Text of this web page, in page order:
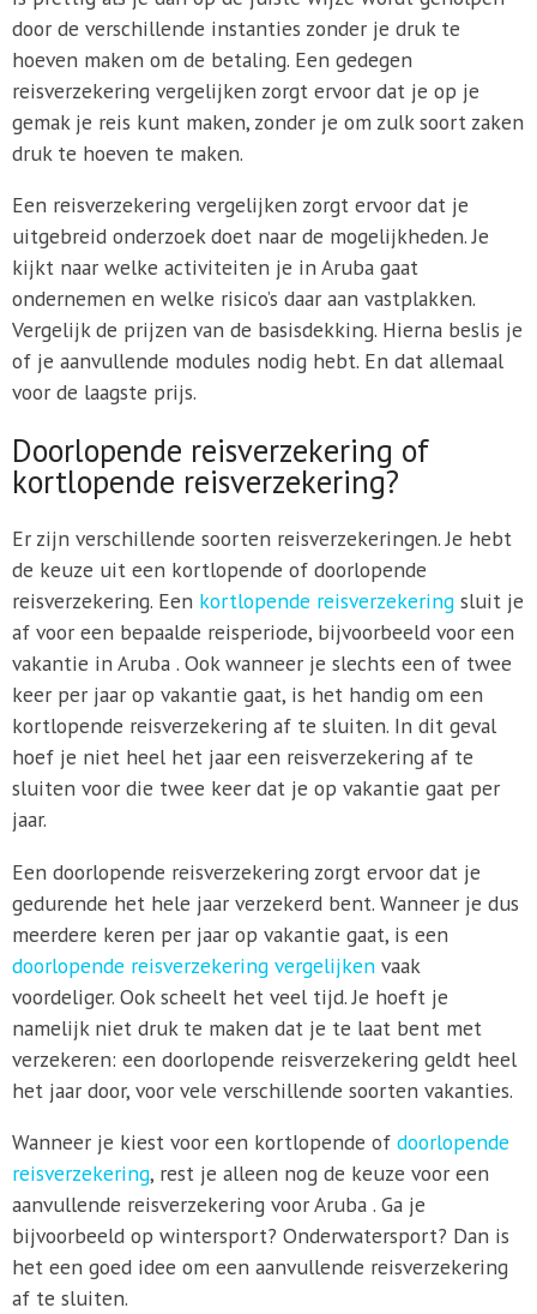
door de verschillende instanties zonder je druk te
hoeven maken om de betaling. Een gedegen
reisverzekering vergelijken zorgt ervoor dat je op je
gemak je reis kunt maken, zonder je om zulk soort zaken
druk te hoeven te maken.
Een reisverzekering vergelijken zorgt ervoor dat je
uitgebreid onderzoek doet naar de mogelijkheden. Je
kijkt naar welke activiteiten je in Aruba gaat
ondernemen en welke risico’s daar aan vastplakken.
Vergelijk de prijzen van de basisdekking. Hierna beslis je
of je aanvullende modules nodig hebt. En dat allemaal
voor de laagste prijs.
Doorlopende reisverzekering of
kortlopende reisverzekering?
Er zijn verschillende soorten reisverzekeringen. Je hebt
de keuze uit een kortlopende of doorlopende
reisverzekering. Een kortlopende reisverzekeringsluit je
af voor een bepaalde reisperiode, bijvoorbeeld voor een
vakantie in Aruba . Ook wanneer je slechts een of twee
keer per jaar op vakantie gaat, is het handig om een
kortlopende reisverzekering af te sluiten. In dit geval
hoef je niet heel het jaar een reisverzekering af te
sluiten voor die twee keer dat je op vakantie gaat per
jaar.
Een doorlopende reisverzekering zorgt ervoor dat je
gedurende het hele jaar verzekerd bent. Wanneer je dus
meerdere keren per jaar op vakantie gaat, is een
doorlopende reisverzekering vergelijkenvaak
voordeliger. Ook scheelt het veel tijd. Je hoeft je
namelijk niet druk te maken dat je te laat bent met
verzekeren: een doorlopende reisverzekering geldt heel
het jaar door, voor vele verschillende soorten vakanties.
Wanneer je kiest voor een kortlopende of doorlopende
reisverzekering, rest je alleen nog de keuze voor een
aanvullende reisverzekering voor Aruba . Ga je
bijvoorbeeld op wintersport? Onderwatersport? Dan is
het een goed idee om een aanvullende reisverzekering
af te sluiten.